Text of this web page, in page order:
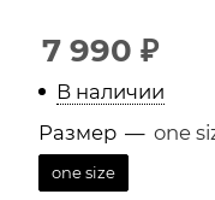
7 990 ₽
В наличии
Размер — one
one size